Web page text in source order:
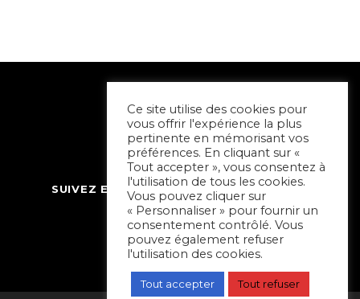
SUIVEZ ET CONTACTEZ SORTIR À NIORT
Ce site utilise des cookies pour
vous offrir l'expérience la plus
pertinente en mémorisant vos
préférences. En cliquant sur «
Tout accepter », vous consentez à
l'utilisation de tous les cookies.
Vous pouvez cliquer sur
« Personnaliser » pour fournir un
consentement contrôlé. Vous
pouvez également refuser
l'utilisation des cookies.
Tout accepter Tout refuser